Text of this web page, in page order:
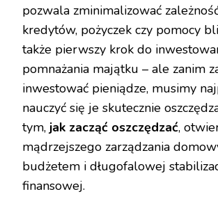
pozwala zminimalizować
kredytów, pożyczek czy pomocy
także pierwszy krok do
pomnażania majątku – ale zanim
inwestować pieniądze, musimy
nauczyć się je skutecznie
tym, jak zacząć oszczędzać,
mądrzejszego zarządzania
budżetem i długofalowej
finansowej.